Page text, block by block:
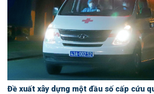
Đề xuất xây dựng một đầu số cấp cứu